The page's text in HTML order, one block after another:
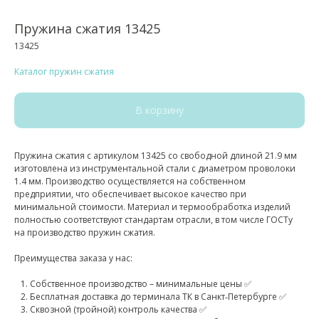
Пружина сжатия 13425
13425
Каталог пружин сжатия
В корзину
Пружина сжатия с артикулом 13425 со свободной длиной 21.9 мм
изготовлена из инструментальной стали с диаметром проволоки
1.4 мм. Производство осуществляется на собственном
предприятии, что обеспечивает высокое качество при
минимальной стоимости. Материал и термообработка изделий
полностью соответствуют стандартам отрасли, в том числе ГОСТу
на производство пружин сжатия.
Преимущества заказа у нас:
Собственное производство – минимальные цены ✅
Бесплатная доставка до терминала ТК в Санкт‑Петербурге ✅
Сквозной (тройной) контроль качества ✅